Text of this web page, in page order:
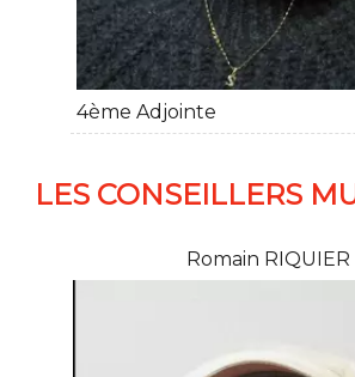
4ème Adjointe
LES CONSEILLERS
Romain RIQUIER